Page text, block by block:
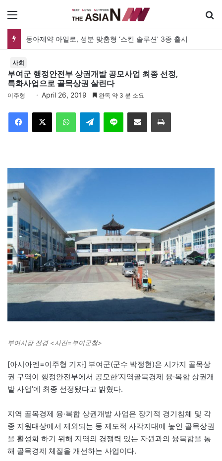
동아제약 아일로, 성분 맞춤형 ‘스킨 솔루션’ 3종 출시
사회
부여군 행정안전부 상권개발 공모사업 최종 선정,
특화사업으로 골목상권 살린다
이주형 April 26, 2019 완독 약 3 분 소요
Telegram 이메일
부여시장 전경 <사진=부여군청>
[아시아엔=이주형 기자] 부여군(군수 박정현)은 시가지 골목상
권 구역이 행정안전부에서 공모한‘지역골목경제 융·복합 상권개
발 사업’에 최종 선정됐다고 밝혔다.
지역 골목경제 융·복합 상권개발 사업은 장기적 경기침체 및 각
종 지원대상에서 제외되는 등 제도적 사각지대에 놓인 골목상권
을 활성화 하기 위해 지역의 경쟁력 있는 자원과의 융복합을 통
해 골목경제 체질을 개선하는 사업이다.